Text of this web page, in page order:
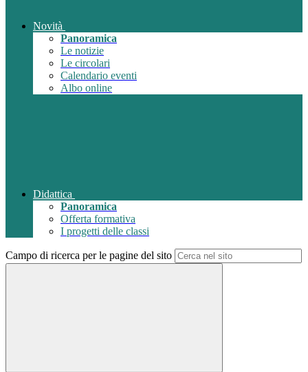
Novità
Panoramica
Le notizie
Le circolari
Calendario eventi
Albo online
Didattica
Panoramica
Offerta formativa
I progetti delle classi
Campo di ricerca per le pagine del sito